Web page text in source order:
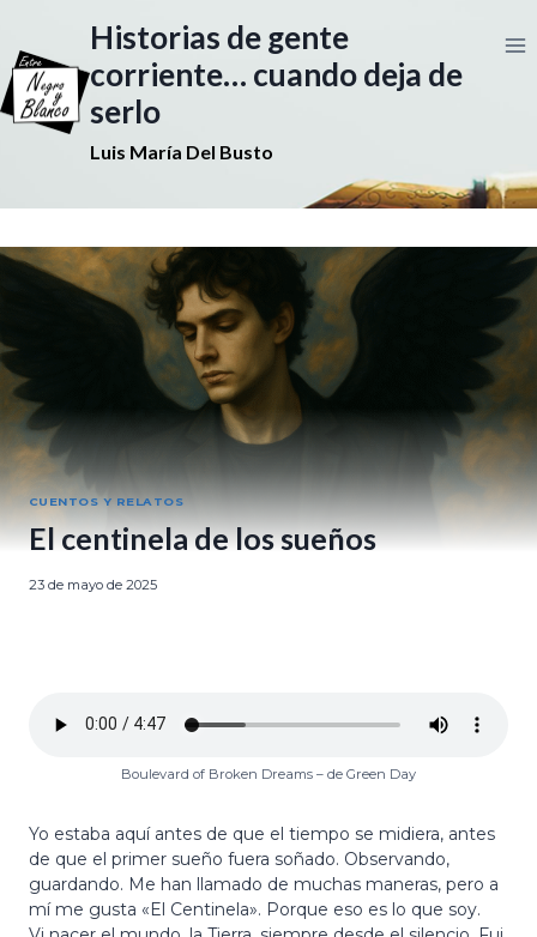
contenido
Historias de gente
corriente… cuando deja de
serlo
Luis María Del Busto
CUENTOS Y RELATOS
El centinela de los sueños
23 de mayo de 2025
Boulevard of Broken Dreams – de Green Day
Yo estaba aquí antes de que el tiempo se midiera, antes
de que el primer sueño fuera soñado. Observando,
guardando. Me han llamado de muchas maneras, pero a
mí me gusta «El Centinela». Porque eso es lo que soy.